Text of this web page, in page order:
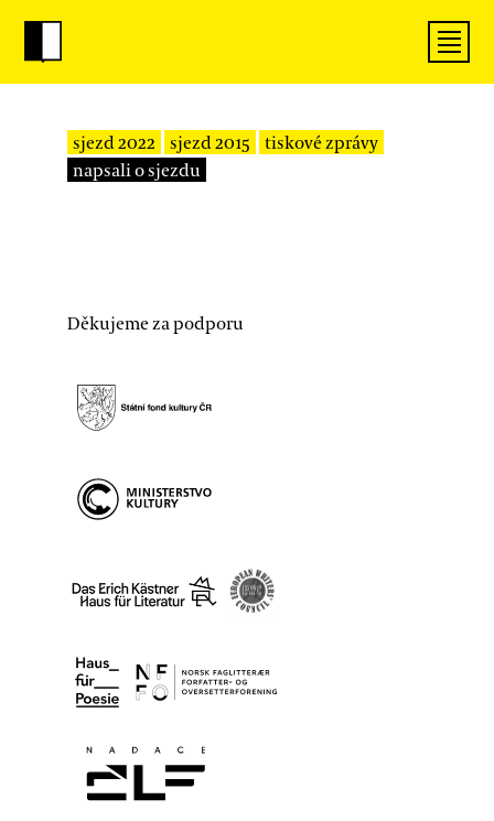
sjezd 2022 sjezd 2015
tiskové zprávy
napsali o sjezdu
Děkujeme za podporu